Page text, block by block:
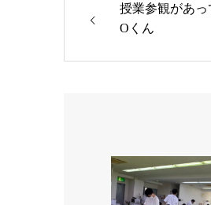
授業参観があ
Oくん